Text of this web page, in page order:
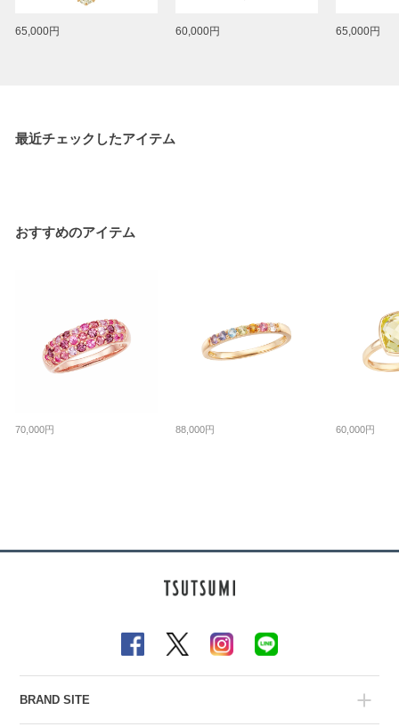
65,000円 60,000円 65,000円
最近チェックしたアイテム
おすすめのアイテム
70,000円 88,000円 60,000円
BRAND SITE